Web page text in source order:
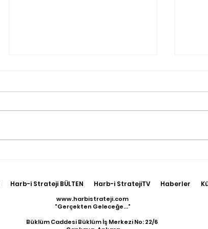
Santral Kuracak
Harb-i Strateji BÜLTEN Harb-i StratejiTV Haberler
www.harbistrateji.com
"Gerçekten Geleceğe..."
Büklüm Caddesi Büklüm İş Merkezi No: 22/6